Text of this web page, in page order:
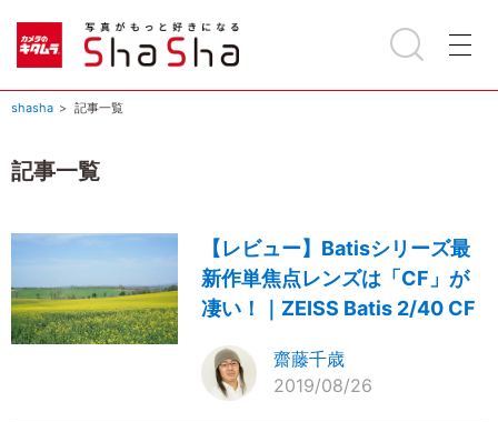
shasha 記事一覧
記事一覧
【レビュー】Batisシリーズ最
新作単焦点レンズは「CF」が
凄い！｜ZEISS Batis 2/40 CF
齋藤千歳
2019/08/26